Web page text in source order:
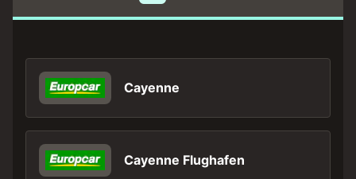
Cayenne
Cayenne Flughafen